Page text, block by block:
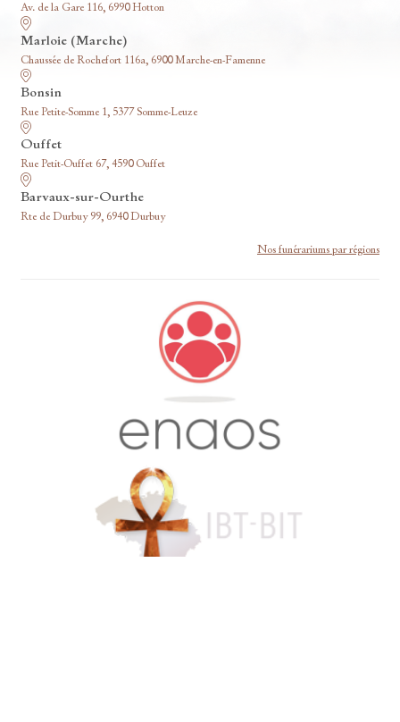
Av. de la Gare 116, 6990 Hotton
Marloie (Marche)
Chaussée de Rochefort 116a, 6900 Marche-en-Famenne
Bonsin
Rue Petite-Somme 1, 5377 Somme-Leuze
Ouffet
Rue Petit-Ouffet 67, 4590 Ouffet
Barvaux-sur-Ourthe
Rte de Durbuy 99, 6940 Durbuy
Nos funérariums par régions